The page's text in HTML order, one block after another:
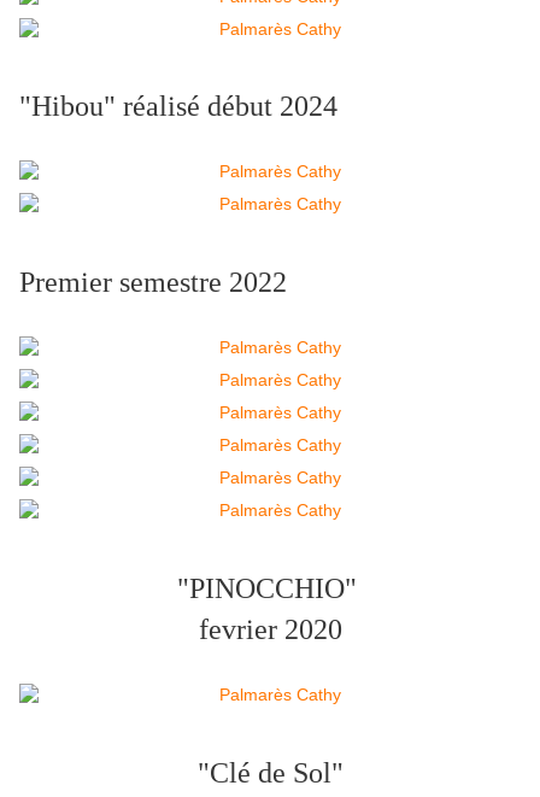
"Hibou" réalisé début 2024
Premier semestre 2022
"PINOCCHIO"
fevrier 2020
"Clé de Sol"